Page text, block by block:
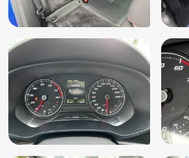
Parkeersensor voor
Passagiersstoel in hoogte verstelbaar
Radio
Regensensor
Rijstrooksensor met correctie
Sportonderstel
Sportstoelen
Sportstuur